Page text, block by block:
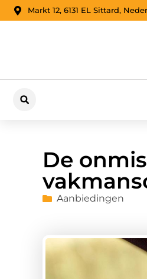
Markt 12, 6131 EL Sittard,
De
Aanbiedingen